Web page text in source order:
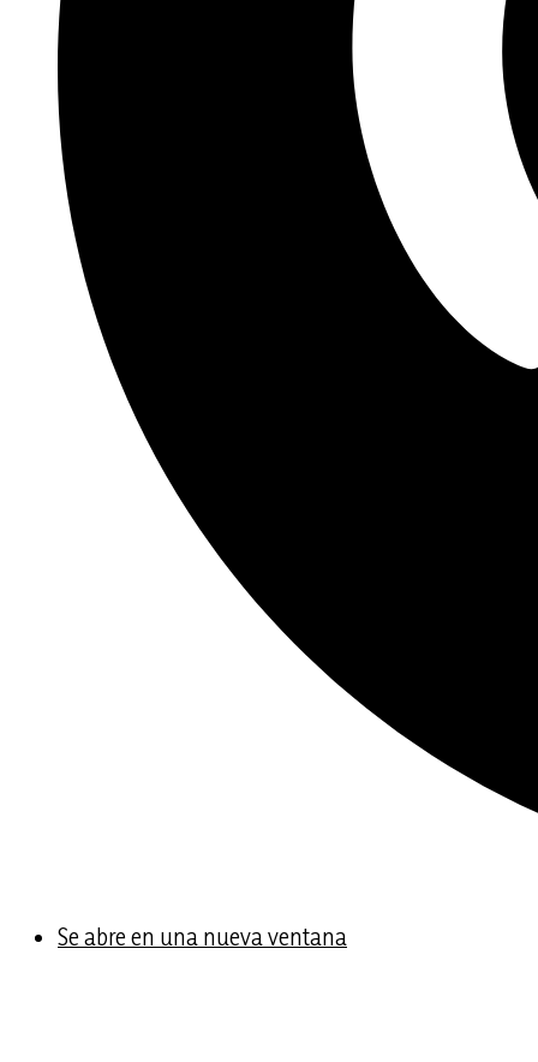
Se abre en una nueva ventana